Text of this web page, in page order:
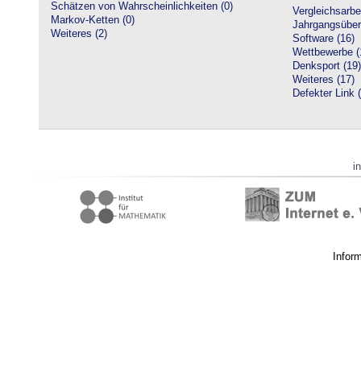
Schätzen von Wahrscheinlichkeiten (0)
Markov-Ketten (0)
Weiteres (2)
Software (16)
Wettbewerbe
Denksport (19)
Weiteres (17)
Defekter Link